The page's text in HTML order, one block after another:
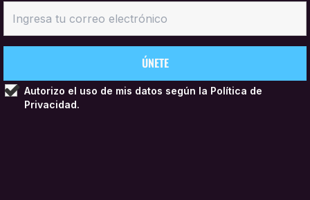
Autorizo el uso de mis datos según la Política de
Privacidad.